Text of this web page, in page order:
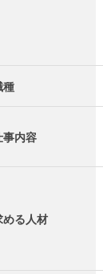
種
事内容
める人材